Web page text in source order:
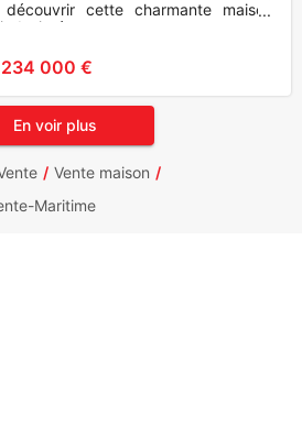
cette charmante maison
située
234 000 €
En voir plus
Vente maison
Maritime